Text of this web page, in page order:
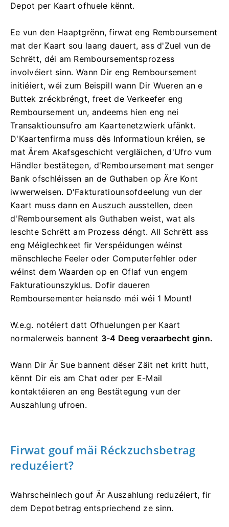
Depot per Kaart ofhuele kënnt.
Ee vun den Haaptgrënn, firwat eng Remboursement
mat der Kaart sou laang dauert, ass d'Zuel vun de
Schrëtt, déi am Remboursementsprozess
involvéiert sinn. Wann Dir eng Remboursement
initiéiert, wéi zum Beispill wann Dir Wueren an e
Buttek zréckbréngt, freet de Verkeefer eng
Remboursement un, andeems hien eng nei
Transaktiounsufro am Kaartenetzwierk ufänkt.
D'Kaartenfirma muss dës Informatioun kréien, se
mat Ärem Akafsgeschicht vergläichen, d'Ufro vum
Händler bestätegen, d'Remboursement mat senger
Bank ofschléissen an de Guthaben op Äre Kont
iwwerweisen. D'Fakturatiounsofdeelung vun der
Kaart muss dann en Auszuch ausstellen, deen
d'Remboursement als Guthaben weist, wat als
leschte Schrëtt am Prozess déngt. All Schrëtt ass
eng Méiglechkeet fir Verspéidungen wéinst
mënschleche Feeler oder Computerfehler oder
wéinst dem Waarden op en Oflaf vun engem
Fakturatiounszyklus. Dofir daueren
Remboursementer heiansdo méi wéi 1 Mount!
W.e.g. notéiert datt Ofhuelungen per Kaart
normalerweis bannent 3-4 Deeg veraarbecht ginn.
Wann Dir Är Sue bannent dëser Zäit net kritt hutt,
kënnt Dir eis am Chat oder per E-Mail
kontaktéieren an eng Bestätegung vun der
Auszahlung ufroen.
Firwat gouf mäi Réckzuchsbetrag
reduzéiert?
Wahrscheinlech gouf Är Auszahlung reduzéiert, fir
dem Depotbetrag entspriechend ze sinn.